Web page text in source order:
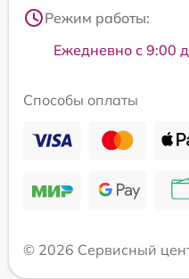
Режим работы:
Ежедневно с 9:00
Способы оплаты
© 2026 Сервисный